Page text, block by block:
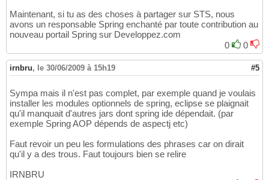
Maintenant, si tu as des choses à partager sur STS, nous
avons un responsable Spring enchanté par toute contribution au
nouveau portail Spring sur Developpez.com
0
0
irnbru, le 30/06/2009 à 15h19 #5
Sympa mais il n'est pas complet, par exemple quand je voulais
installer les modules optionnels de spring, eclipse se plaignait
qu'il manquait d'autres jars dont spring ide dépendait. (par
exemple Spring AOP dépends de aspectj etc)
Faut revoir un peu les formulations des phrases car on dirait
qu'il y a des trous. Faut toujours bien se relire
IRNBRU